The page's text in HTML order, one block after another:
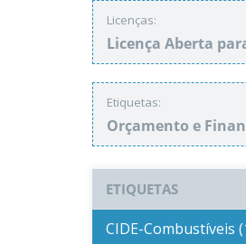
Licenças:
Licença Aberta
Etiquetas:
Orçamento e
ETIQUETAS
CIDE-Combustíveis